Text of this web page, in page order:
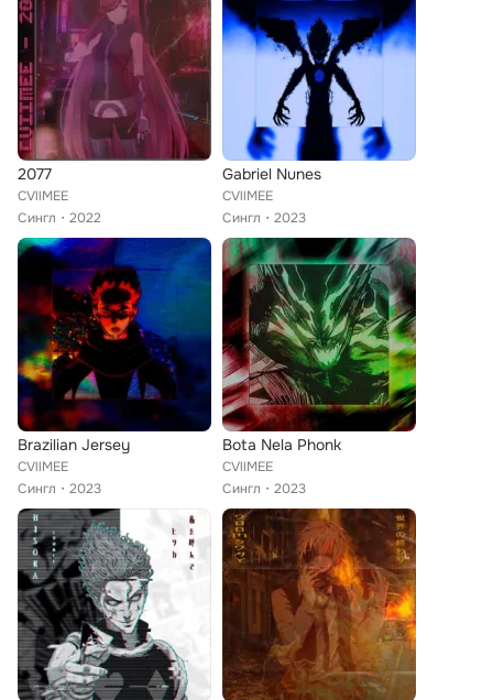
2077
CVllMEE
Сингл
2022
Gabriel Nunes
CVllMEE
Сингл
2023
Brazilian Jersey
CVllMEE
Сингл
2023
Bota Nela Phonk
CVllMEE
Сингл
2023